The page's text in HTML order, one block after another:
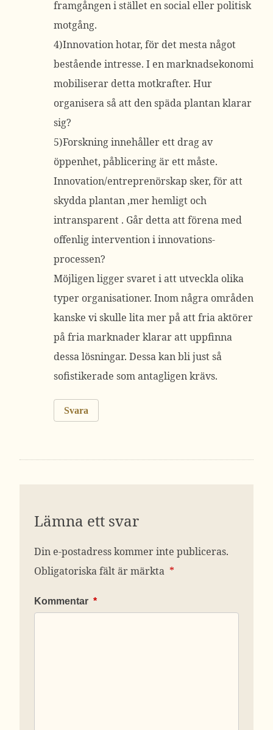
framgången i stället en social eller politisk
motgång.
4)Innovation hotar, för det mesta något
bestående intresse. I en marknadsekonomi
mobiliserar detta motkrafter. Hur
organisera så att den späda plantan klarar
sig?
5)Forskning innehåller ett drag av
öppenhet, påblicering är ett måste.
Innovation/entreprenörskap sker, för att
skydda plantan ,mer hemligt och
intransparent . Går detta att förena med
offenlig intervention i innovations-
processen?
Möjligen ligger svaret i att utveckla olika
typer organisationer. Inom några områden
kanske vi skulle lita mer på att fria aktörer
på fria marknader klarar att uppfinna
dessa lösningar. Dessa kan bli just så
sofistikerade som antagligen krävs.
Svara
Lämna ett svar
Din e-postadress kommer inte publiceras.
Obligatoriska fält är märkta *
Kommentar *